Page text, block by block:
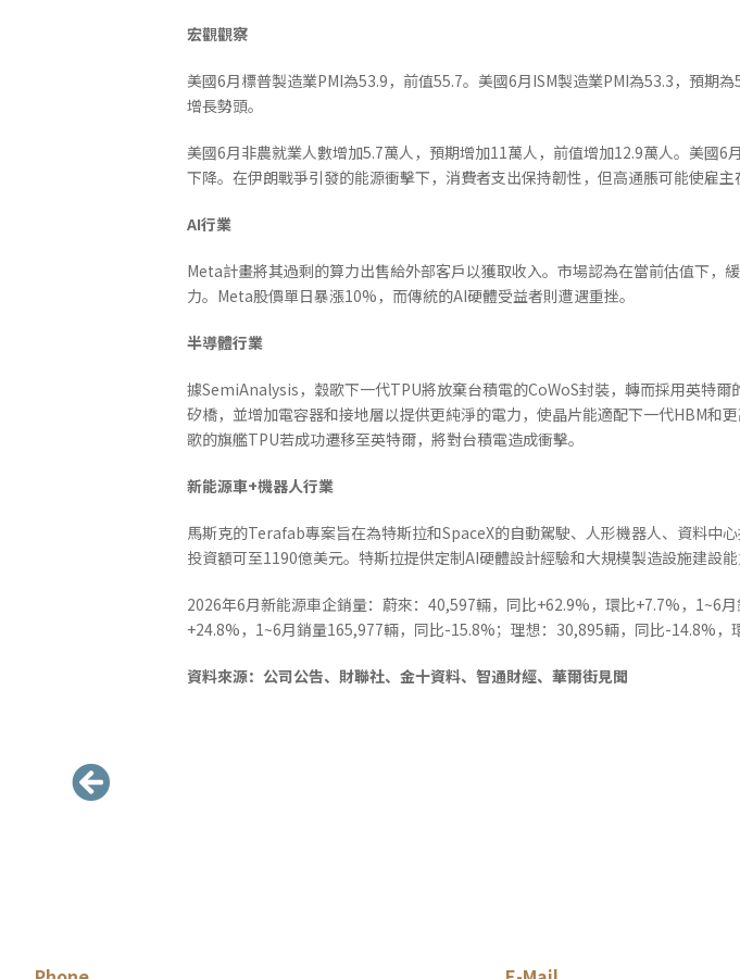
宏觀觀察
美國6月標普製造業PMI為53.9，前值55.7。美國6月ISM製造業PMI為53.3，預期
增長勢頭。
美國6月非農就業人數增加5.7萬人，預期增加11萬人，前值增加12.9萬人。美國
下降。在伊朗戰爭引發的能源衝擊下，消費者支出保持韌性，但高通脹可能使雇
AI行業
Meta計畫將其過剩的算力出售給外部客戶以獲取收入。市場認為在當前估值下，
力。Meta股價單日暴漲10%，而傳統的AI硬體受益者則遭遇重挫。
半導體行業
據SemiAnalysis，穀歌下一代TPU將放棄台積電的CoWoS封裝，轉而採用英特
矽橋，並增加電容器和接地層以提供更純淨的電力，使晶片能適配下一代HBM和
歌的旗艦TPU若成功遷移至英特爾，將對台積電造成衝擊。
新能源車+機器人行業
馬斯克的Terafab專案旨在為特斯拉和SpaceX的自動駕駛、人形機器人、資料中
投資額可至1190億美元。特斯拉提供定制AI硬體設計經驗和大規模製造設施建設
2026年6月新能源車企銷量：蔚來：40,597輛，同比+62.9%，環比+7.7%，1~6
+24.8%，1~6月銷量165,977輛，同比-15.8%；理想：30,895輛，同比-14.8%，
資料來源：公司公告、財聯社、金十資料、智通財經、華爾街見聞